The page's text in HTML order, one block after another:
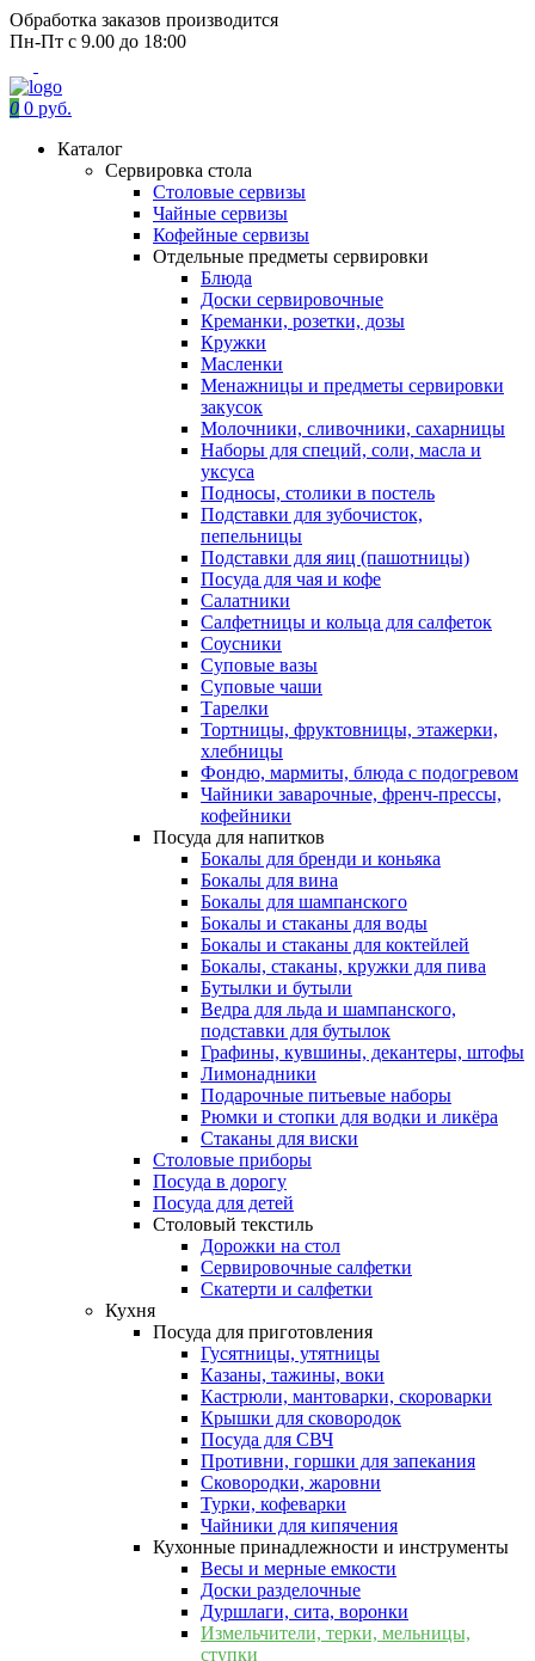
Обработка заказов производится
Пн-Пт с 9.00 до 18:00
0 0 руб.
Каталог
Сервировка стола
Столовые сервизы
Чайные сервизы
Кофейные сервизы
Отдельные предметы сервировки
Блюда
Доски сервировочные
Креманки, розетки, дозы
Кружки
Масленки
Менажницы и предметы сервировки
закусок
Молочники, сливочники, сахарницы
Наборы для специй, соли, масла и
уксуса
Подносы, столики в постель
Подставки для зубочисток,
пепельницы
Подставки для яиц (пашотницы)
Посуда для чая и кофе
Салатники
Салфетницы и кольца для салфеток
Соусники
Суповые вазы
Суповые чаши
Тарелки
Тортницы, фруктовницы, этажерки,
хлебницы
Фондю, мармиты, блюда с подогревом
Чайники заварочные, френч-прессы,
кофейники
Посуда для напитков
Бокалы для бренди и коньяка
Бокалы для вина
Бокалы для шампанского
Бокалы и стаканы для воды
Бокалы и стаканы для коктейлей
Бокалы, стаканы, кружки для пива
Бутылки и бутыли
Ведра для льда и шампанского,
подставки для бутылок
Графины, кувшины, декантеры, штофы
Лимонадники
Подарочные питьевые наборы
Рюмки и стопки для водки и ликёра
Стаканы для виски
Столовые приборы
Посуда в дорогу
Посуда для детей
Столовый текстиль
Дорожки на стол
Сервировочные салфетки
Скатерти и салфетки
Кухня
Посуда для приготовления
Гусятницы, утятницы
Казаны, тажины, воки
Кастрюли, мантоварки, скороварки
Крышки для сковородок
Посуда для СВЧ
Противни, горшки для запекания
Сковородки, жаровни
Турки, кофеварки
Чайники для кипячения
Кухонные принадлежности и инструменты
Весы и мерные емкости
Доски разделочные
Дуршлаги, сита, воронки
Измельчители, терки, мельницы,
ступки